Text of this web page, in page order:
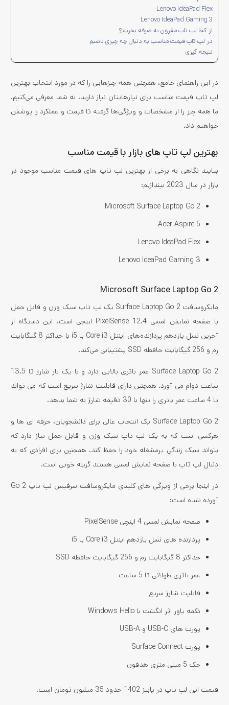
Lenovo IdeaPad Flex
Lenovo IdeaPad Gaming 3
از کجا لپ تاپ مقرون به صرفه بخریم؟
در لپ تاپ قیمت مناسب به دنبال چه چیزی باشیم
نتیجه گیری
در این راهنمای جامع، همچنین همه چیزهایی را که در مورد انتخاب بهترین
لپ‌ تاپ قیمت مناسب برای نیازهایتان نیاز دارید، به شما معرفی می‌کنیم.
ما همه چیز را از مشخصات و ویژگی‌ها گرفته تا قیمت و عملکرد را پوشش
خواهیم داد.
بهترین لپ تاپ های بازار با قیمت مناسب
بیایید نگاهی به برخی از بهترین لپ تاپ های قیمت مناسب موجود در
بازار در سال 2023 بیندازیم:
Microsoft Surface Laptop Go 2
Acer Aspire 5
Lenovo IdeaPad Flex
Lenovo IdeaPad Gaming 3
Microsoft Surface Laptop Go 2
مایکروسافت Surface Laptop Go 2 یک لپ تاپ سبک وزن و قابل حمل
با صفحه نمایش لمسی PixelSense 12.4 اینچی است. این دستگاه از
آخرین نسل یازدهم پردازنده‌های اینتل Core i3 یا i5 با حداکثر 8 گیگابایت
رم و 256 گیگابایت حافظه SSD پشتیبانی می‌کند.
Surface Laptop Go 2 عمر باتری بالایی دارد و با یک بار شارژ تا 13.5
ساعت دوام می آورد. همچنین دارای قابلیت شارژ سریع است که می تواند
تا 4 ساعت عمر باتری را تنها با 30 دقیقه شارژ به شما بدهد.
Surface Laptop Go 2 یک انتخاب عالی برای دانشجویان، حرفه ای ها و
هرکسی است که به یک لپ تاپ سبک وزن و قابل حمل نیاز دارد که
بتواند سبک زندگی پرمشغله خود را حفظ کند. همچنین برای افرادی که به
دنبال لپ تاپ با صفحه نمایش لمسی هستند گزینه خوبی است.
در اینجا برخی از ویژگی های کلیدی مایکروسافت سرفیس لپ تاپ Go 2
آورده شده است:
صفحه نمایش لمسی 4 اینچی PixelSense
پردازنده های نسل یازدهم اینتل Core i3 یا i5
حداکثر 8 گیگابایت رم و 256 گیگابایت حافظه SSD
عمر باتری طولانی تا 5 ساعت
قابلیت شارژ سریع
دکمه پاور اثر انگشت با Windows Hello
پورت های USB-C و USB-A
پورت Surface Connect
جک 5 میلی متری هدفون
قیمت این لپ تاپ در پاییز 1402 حدود 35 میلیون تومان است.